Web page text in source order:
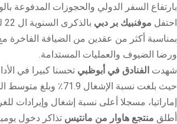
بارتفاع السفر الدولي والحجوزات المدفوعة
احتفل موفنبيك بر دبي
بمناسبة أكثر من عقدين من الضيافة الفاخرة
ورضا الضيوف والعمليات المستدامة.
شهدت الفنادق في أبوظبي تحسنا كبيرا في
إماراتيا، مسجلا أعلى نسبة إشغال وإيرادات
أطلق منتجع هاوار من مانتيس تذاكر دخول